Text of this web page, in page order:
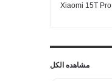
Xiaomi 15T Pro
مشاهده الكل